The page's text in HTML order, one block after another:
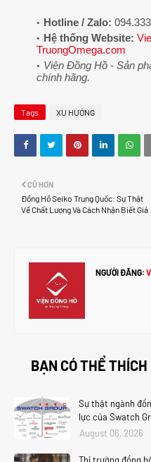
Hotline / Zalo:
Hệ thống Website:
TruongOmega.com
Viện Đồng Hồ - Sản
chính hãng.
Tags XU HƯỚNG
CŨ HƠN
Đồng Hồ Seiko Trung Quốc: Sự Thật
Về Chất Lượng Và Cách Nhận Biết Giả
NGƯỜI ĐĂNG:
BẠN CÓ THỂ
Sự thật ngành
lực của Swatch
August 06, 2026